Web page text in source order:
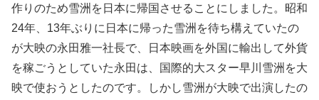
作りのため雪洲を日本に帰国させることにしました。昭和
24年、13年ぶりに日本に帰った雪洲を待ち構えていたの
が大映の永田雅一社長で、日本映画を外国に輸出して外貨
を稼ごうとしていた永田は、国際的大スター早川雪洲を大
映で使おうとしたのです。しかし雪洲が大映で出演したの